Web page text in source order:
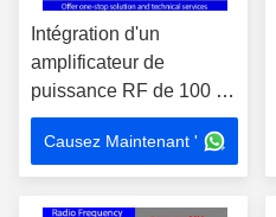
Intégration d'un
amplificateur de
puissance RF de 100 W ️
Protection contre les
températures de 80 °C
pour l'amplification du
signal d'essai EMC
Causez Maintenant '